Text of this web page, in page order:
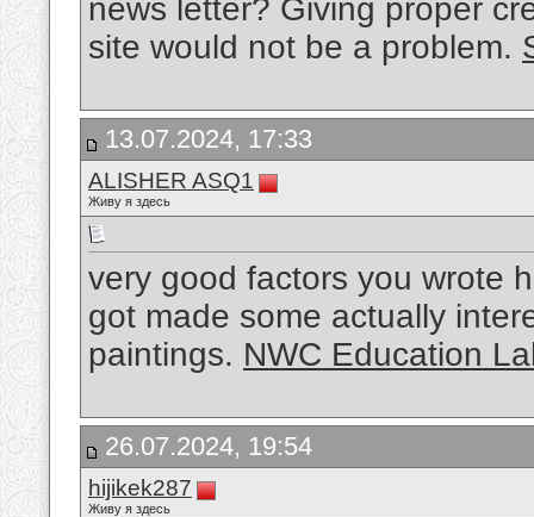
news letter? Giving proper
site would not be a problem.
13.07.2024, 17:33
ALISHER ASQ1
Живу я здесь
very good factors you wrote
got made some actually
paintings. NWC Education
26.07.2024, 19:54
hijikek287
Живу я здесь